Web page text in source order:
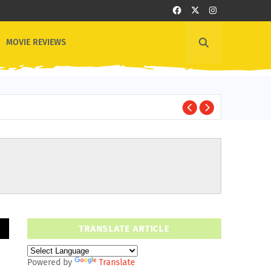
MOVIE REVIEWS
TRANSLATE ARTICLE
Powered by Translate